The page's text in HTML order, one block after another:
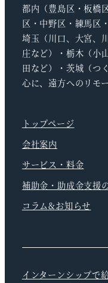
都内（豊島区・板橋
区・中野区・練馬区
埼玉（川口、大宮、
庄など）・栃木（小
田など）・茨城（つ
心に、遠方へのリモ
トップページ
会社案内
サービス・料金
補助金・助成金支援
コラム&お知らせ
インターンシップで